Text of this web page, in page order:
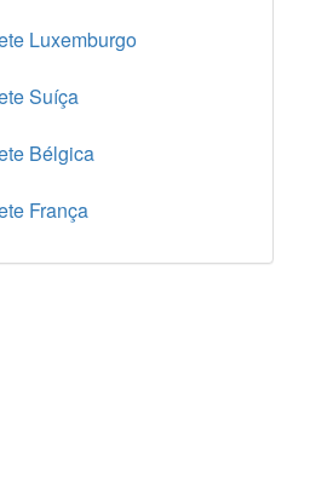
Luxemburgo
Suíça
Bélgica
França